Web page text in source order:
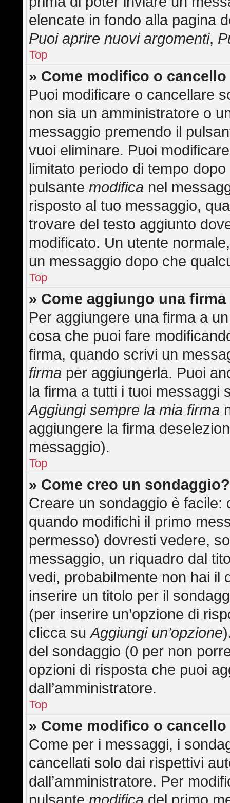
elencate in fondo alla pagina
Puoi aprire nuovi argomenti,
Top
» Come modifico o
Puoi modificare o cancellare
non sia un amministratore o
messaggio premendo il
vuoi eliminare. Puoi
limitato periodo di tempo
pulsantemodifica nel
risposto al tuo messaggio,
trovare del testo aggiunto
modificato. Un utente
un messaggio dopo che
Top
» Come aggiungo una
Per aggiungere una firma a
cosa che puoi fare
firma, quando scrivi un
firma per aggiungerla. Puoi
la firma a tutti i tuoi messaggi
Aggiungi sempre la mia firma
aggiungere la firma
messaggio).
Top
» Come creo un sondaggio?
Creare un sondaggio è
quando modifichi il primo
permesso) dovresti vedere,
messaggio, un riquadro dal
vedi, probabilmente non hai il
inserire un titolo per il
(per inserire un’opzione di
clicca suAggiungi un’opzione
del sondaggio (0 per non
opzioni di risposta che puoi
dall’amministratore.
Top
» Come modifico o
Come per i messaggi, i
cancellati solo dai rispettivi
dall’amministratore. Per